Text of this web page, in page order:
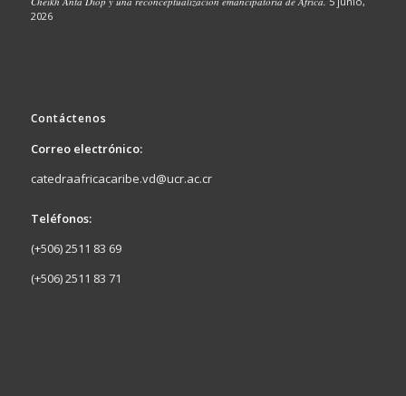
2026
Contáctenos
Correo electrónico:
catedraafricacaribe.vd@ucr.ac.cr
Teléfonos:
(+506) 2511 83 69
(+506) 2511 83 71